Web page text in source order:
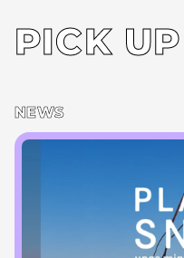
PICK UP
NEWS